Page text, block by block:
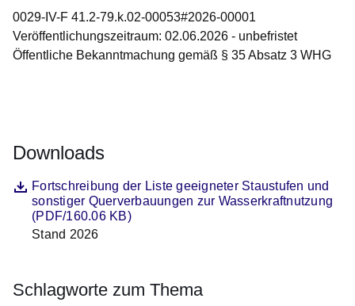
0029-IV-F 41.2-79.k.02-00053#2026-00001
Veröffentlichungszeitraum: 02.06.2026 - unbefristet
Öffentliche Bekanntmachung gemäß § 35 Absatz 3 WHG
Downloads
DateiFortschreibung der Liste geeigneter Staustufen und
sonstiger Querverbauungen zur Wasserkraftnutzung
(PDF/160.06 KB)
Öffnet sich in einem neuen Fenster
Beschreibung
Stand 2026
Schlagworte zum Thema